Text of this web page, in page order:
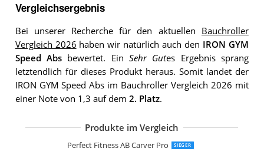
Vergleichsergebnis
Bei unserer Recherche für den aktuellen Bauchroller
Vergleich 2026 haben wir natürlich auch den IRON GYM
Speed Abs bewertet. Ein Sehr Gutes Ergebnis sprang
letztendlich für dieses Produkt heraus. Somit landet der
IRON GYM Speed Abs im Bauchroller Vergleich 2026 mit
einer Note von 1,3 auf dem 2. Platz.
Produkte im Vergleich
Perfect Fitness AB Carver Pro SIEGER
UOPON Automatische Rebound-
Bnlei Bauchroller Bauchtrainer
Ultrasport AB-Roller
Readaeer Bauchmuskeltrainer mit
adidas Bewegungsrad Ab Wheel
buvyuotu Auto Rebound Bauchroller
Amonax Bauchroller bauchtrainer ab
Ultrasport AB-Roller
Everlast Ev2413Sl Duo Wheel